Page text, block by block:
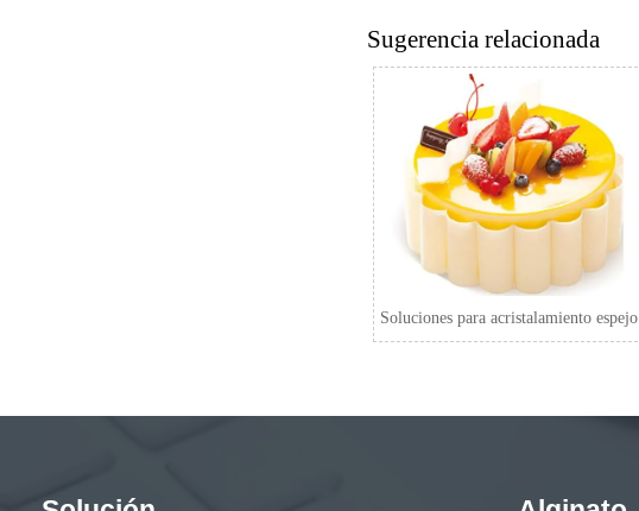
Sugerencia relacionada
Soluciones para acristalamiento espejo